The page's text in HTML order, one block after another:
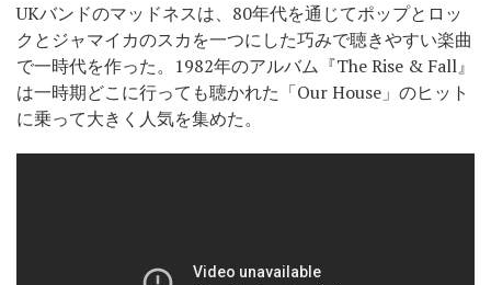
UKバンドのマッドネスは、80年代を通じてポップとロッ
クとジャマイカのスカを一つにした巧みで聴きやすい楽曲
で一時代を作った。1982年のアルバム『The Rise & Fall』
は一時期どこに行っても聴かれた「Our House」のヒット
に乗って大きく人気を集めた。